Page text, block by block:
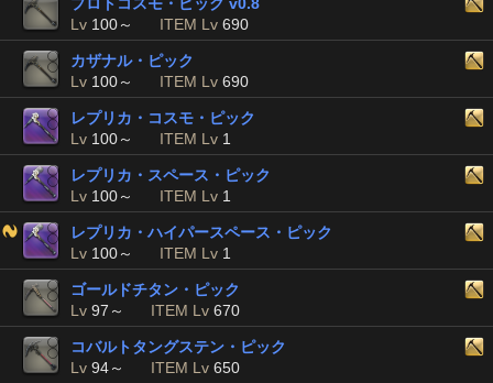
Lv 100～ ITEM Lv 690
カザナル・ピック
Lv 100～ ITEM Lv 690
レプリカ・コスモ・ピック
Lv 100～ ITEM Lv 1
レプリカ・スペース・ピック
Lv 100～ ITEM Lv 1
レプリカ・ハイパースペース・ピック
Lv 100～ ITEM Lv 1
ゴールドチタン・ピック
Lv 97～ ITEM Lv 670
コバルトタングステン・ピック
Lv 94～ ITEM Lv 650